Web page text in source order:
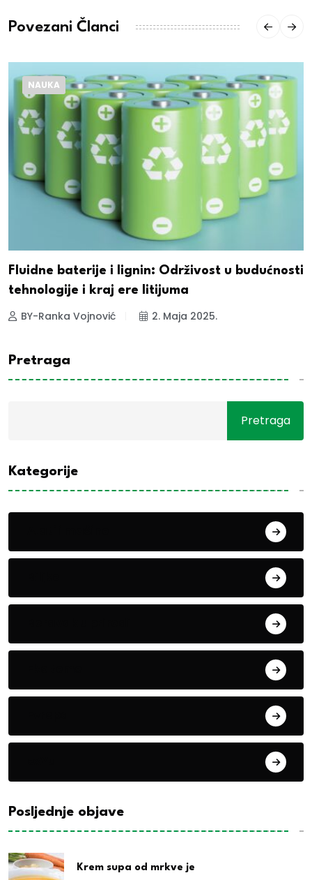
Povezani Članci
NAUKA
Fluidne baterije i lignin: Održivost u budućnosti
tehnologije i kraj ere litijuma
BY-Ranka Vojnović 2. Maja 2025.
Pretraga
Pretraga
Kategorije
Posljednje objave
Krem supa od mrkve je